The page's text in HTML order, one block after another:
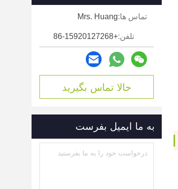
تماس ها:Mrs. Huang
تلفن:+86-15920127268
حالا تماس بگیرید
به ما ایمیل بفرست